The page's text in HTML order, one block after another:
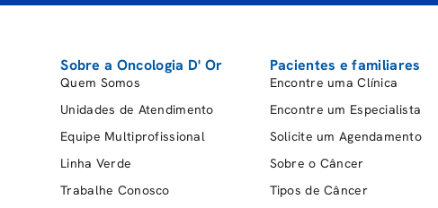
Sobre a Oncologia D' Or
Quem Somos
Unidades de Atendimento
Equipe Multiprofissional
Linha Verde
Trabalhe Conosco
Pacientes e familiares
Encontre uma Clínica
Encontre um Especialista
Solicite um Agendamento
Sobre o Câncer
Tipos de Câncer